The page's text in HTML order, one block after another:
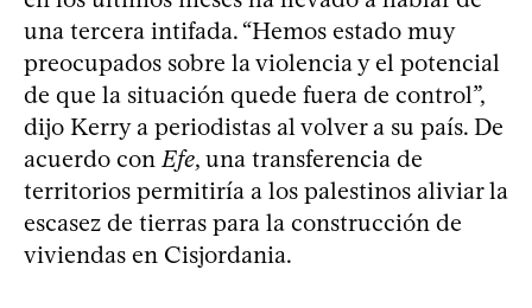
una tercera intifada. “Hemos estado muy
preocupados sobre la violencia y el potencial
de que la situación quede fuera de control”,
dijo Kerry a periodistas al volver a su país. De
acuerdo con Efe, una transferencia de
territorios permitiría a los palestinos aliviar la
escasez de tierras para la construcción de
viviendas en Cisjordania.